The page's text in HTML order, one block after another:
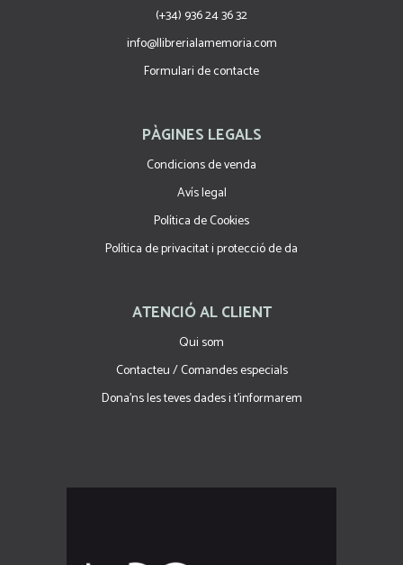
(+34) 936 24 36 32
info@llibrerialamemoria.com
Formulari de contacte
PÀGINES LEGALS
Condicions de venda
Avís legal
Política de Cookies
Política de privacitat i protecció de da
ATENCIÓ AL CLIENT
Qui som
Contacteu / Comandes especials
Dona'ns les teves dades i t'informarem